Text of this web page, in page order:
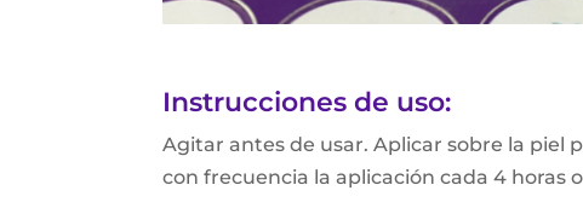
Instrucciones de uso:
Agitar antes de usar. Aplicar sobre la piel
con frecuencia la aplicación cada 4 horas